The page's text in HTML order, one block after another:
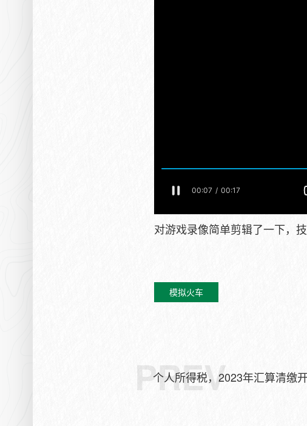
对游戏录像简单剪辑了一下，
模拟火车
PREV
个人所得税，2023年汇算清缴